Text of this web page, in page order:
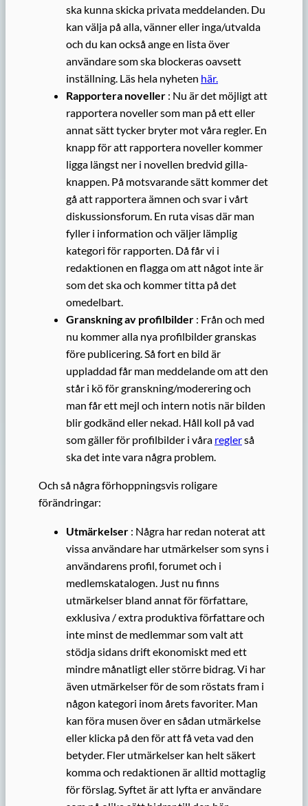
ska kunna skicka privata meddelanden. Du
kan välja på alla, vänner eller inga/utvalda
och du kan också ange en lista över
användare som ska blockeras oavsett
inställning. Läs hela nyheten här.
Rapportera noveller : Nu är det möjligt att
rapportera noveller som man på ett eller
annat sätt tycker bryter mot våra regler. En
knapp för att rapportera noveller kommer
ligga längst ner i novellen bredvid gilla-
knappen. På motsvarande sätt kommer det
gå att rapportera ämnen och svar i vårt
diskussionsforum. En ruta visas där man
fyller i information och väljer lämplig
kategori för rapporten. Då får vi i
redaktionen en flagga om att något inte är
som det ska och kommer titta på det
omedelbart.
Granskning av profilbilder : Från och med
nu kommer alla nya profilbilder granskas
före publicering. Så fort en bild är
uppladdad får man meddelande om att den
står i kö för granskning/moderering och
man får ett mejl och intern notis när bilden
blir godkänd eller nekad. Håll koll på vad
som gäller för profilbilder i våra reglerså
ska det inte vara några problem.
Och så några förhoppningsvis roligare
förändringar:
Utmärkelser : Några har redan noterat att
vissa användare har utmärkelser som syns i
användarens profil, forumet och i
medlemskatalogen. Just nu finns
utmärkelser bland annat för författare,
exklusiva / extra produktiva författare och
inte minst de medlemmar som valt att
stödja sidans drift ekonomiskt med ett
mindre månatligt eller större bidrag. Vi har
även utmärkelser för de som röstats fram i
någon kategori inom årets favoriter. Man
kan föra musen över en sådan utmärkelse
eller klicka på den för att få veta vad den
betyder. Fler utmärkelser kan helt säkert
komma och redaktionen är alltid mottaglig
för förslag. Syftet är att lyfta er användare